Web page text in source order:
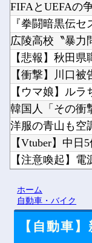
洋服の青山も空
【悲報】みい
ホーム
自動車・バイク
【自動車